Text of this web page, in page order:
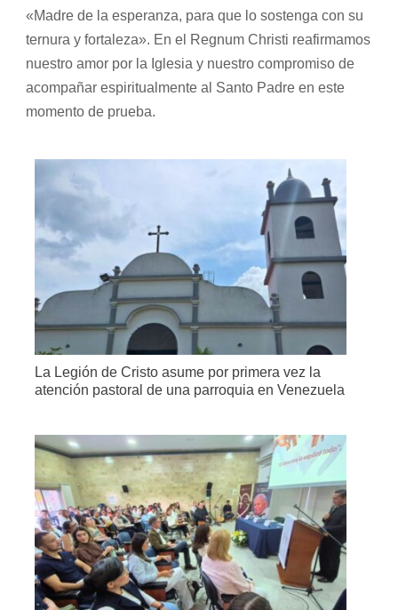
«Madre de la esperanza, para que lo sostenga con su
ternura y fortaleza». En el Regnum Christi reafirmamos
nuestro amor por la Iglesia y nuestro compromiso de
acompañar espiritualmente al Santo Padre en este
momento de prueba.
La Legión de Cristo asume por primera vez la
atención pastoral de una parroquia en Venezuela